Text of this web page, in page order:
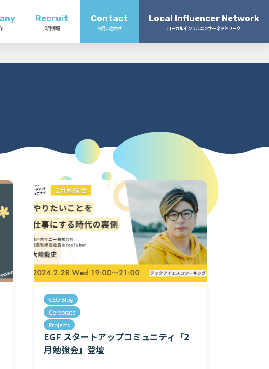
Recruit
採用情報
Contact
お問い合わせ
Local Influencer Network
ローカルインフルエンサーネットワーク
CEO Blog
Corporate
Projects
EGF スタートアップコミュニティ「2
月勉強会」登壇